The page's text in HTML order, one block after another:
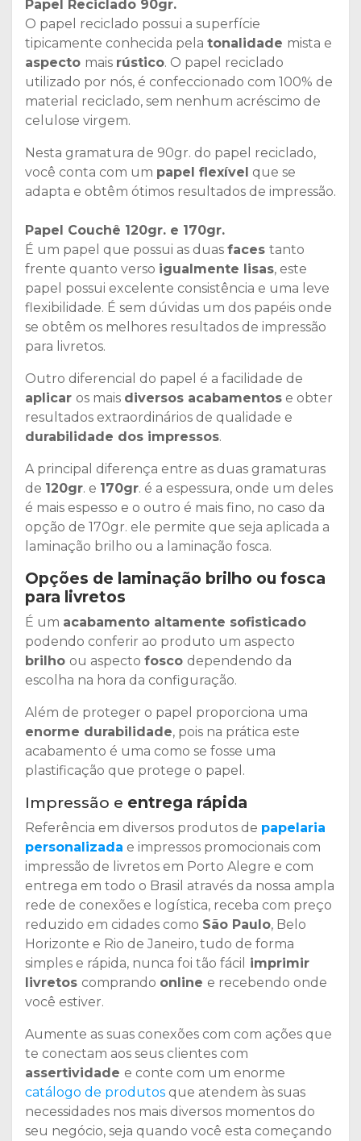
Papel Reciclado 90gr.
O papel reciclado possui a superfície
tipicamente conhecida pela tonalidade mista e
aspecto mais rústico. O papel reciclado
utilizado por nós, é confeccionado com 100% de
material reciclado, sem nenhum acréscimo de
celulose virgem.
Nesta gramatura de 90gr. do papel reciclado,
você conta com um papel flexível que se
adapta e obtêm ótimos resultados de impressão.
Papel Couchê 120gr. e 170gr.
É um papel que possui as duas faces tanto
frente quanto verso igualmente lisas, este
papel possui excelente consistência e uma leve
flexibilidade. É sem dúvidas um dos papéis onde
se obtêm os melhores resultados de impressão
para livretos.
Outro diferencial do papel é a facilidade de
aplicar os mais diversos acabamentos e obter
resultados extraordinários de qualidade e
durabilidade dos impressos.
A principal diferença entre as duas gramaturas
de 120gr. e 170gr. é a espessura, onde um deles
é mais espesso e o outro é mais fino, no caso da
opção de 170gr. ele permite que seja aplicada a
laminação brilho ou a laminação fosca.
Opções de laminação brilho ou fosca
para livretos
É um acabamento altamente sofisticado
podendo conferir ao produto um aspecto
brilho ou aspecto fosco dependendo da
escolha na hora da configuração.
Além de proteger o papel proporciona uma
enorme durabilidade, pois na prática este
acabamento é uma como se fosse uma
plastificação que protege o papel.
Impressão e entrega rápida
Referência em diversos produtos de papelaria
personalizada e impressos promocionais com
impressão de livretos em Porto Alegre e com
entrega em todo o Brasil através da nossa ampla
rede de conexões e logística, receba com preço
reduzido em cidades como São Paulo, Belo
Horizonte e Rio de Janeiro, tudo de forma
simples e rápida, nunca foi tão fácil
imprimir
livretos comprando online e recebendo onde
você estiver.
Aumente as suas conexões com com ações que
te conectam aos seus clientes com
assertividade e conte com um enorme
catálogo de produtos que atendem às suas
necessidades nos mais diversos momentos do
seu negócio, seja quando você esta começando